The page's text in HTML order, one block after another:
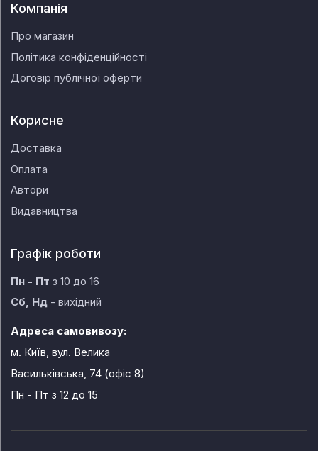
Компанія
Про магазин
Політика конфіденційності
Договір публічної оферти
Корисне
Доставка
Оплата
Автори
Видавництва
Графік роботи
Пн - Пт з 10 до 16
Сб, Нд - вихідний
Адреса самовивозу:
м. Київ, вул. Велика
Васильківська, 74 (офіс 8)
Пн - Пт з 12 до 15